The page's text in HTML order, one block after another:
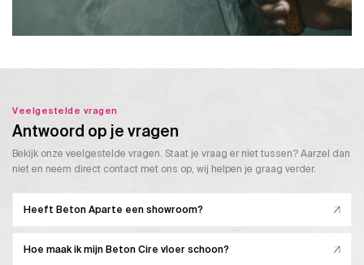
Veelgestelde vragen
Antwoord op je vragen
Bekijk onze veelgestelde vragen. Staat je vraag er niet tussen? Aarzel dan
niet en neem direct contact met ons op, wij helpen je graag verder.
Heeft Beton Aparte een showroom?
Hoe maak ik mijn Beton Cire vloer schoon?